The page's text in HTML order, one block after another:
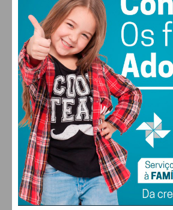
28°
SÁB
27
DOM
28°
SEG
FARMACIAS DE SERVIÇO
FERREIRA